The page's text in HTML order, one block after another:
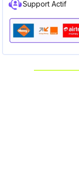
Support Actif